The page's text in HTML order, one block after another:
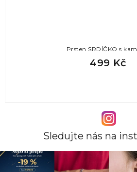
Prsten SRDÍČKO s
499 Kč
Sledujte nás na